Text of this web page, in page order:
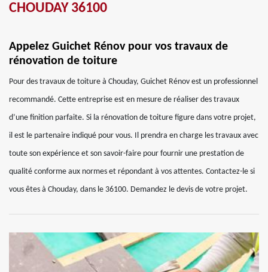
CHOUDAY 36100
Appelez Guichet Rénov pour vos travaux de
rénovation de toiture
Pour des travaux de toiture à Chouday, Guichet Rénov est un professionnel
recommandé. Cette entreprise est en mesure de réaliser des travaux
d’une finition parfaite. Si la rénovation de toiture figure dans votre projet,
il est le partenaire indiqué pour vous. Il prendra en charge les travaux avec
toute son expérience et son savoir-faire pour fournir une prestation de
qualité conforme aux normes et répondant à vos attentes. Contactez-le si
vous êtes à Chouday, dans le 36100. Demandez le devis de votre projet.